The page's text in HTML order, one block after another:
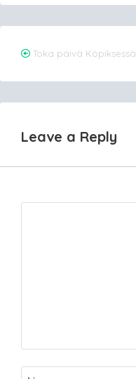
Post
navigation
Toka päivä Köpiksessä
Leave a Reply